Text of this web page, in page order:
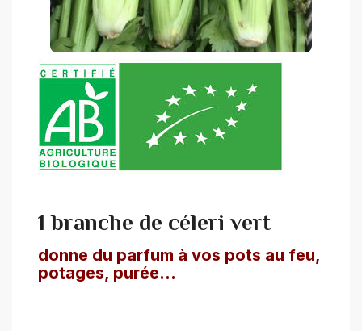
1 branche de céleri vert
donne du parfum à vos pots au feu,
potages, purée...